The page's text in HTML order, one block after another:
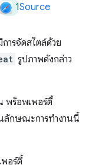
1Source
ารจัดสไตล์ด้วย
รูปภาพดังกล่าว
พร็อพเพอร์ตี้
ลักษณะการทำงานนี้
อร์ตี้